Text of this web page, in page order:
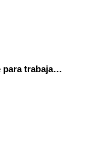
Instala MakeCode Arcade para trabajar offline en tu tablet, ordenador, Chromebook